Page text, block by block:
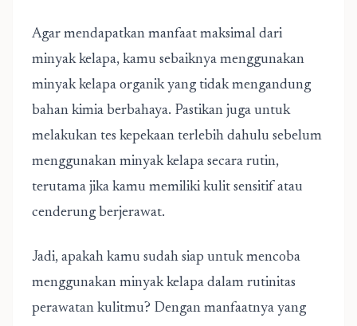
Agar mendapatkan manfaat maksimal dari
minyak kelapa, kamu sebaiknya menggunakan
minyak kelapa organik yang tidak mengandung
bahan kimia berbahaya. Pastikan juga untuk
melakukan tes kepekaan terlebih dahulu sebelum
menggunakan minyak kelapa secara rutin,
terutama jika kamu memiliki kulit sensitif atau
cenderung berjerawat.
Jadi, apakah kamu sudah siap untuk mencoba
menggunakan minyak kelapa dalam rutinitas
perawatan kulitmu? Dengan manfaatnya yang